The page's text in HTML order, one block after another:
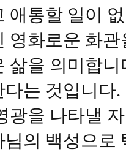
애통할 일이
영화로운 화
삶을 의미합
다는 것입니다
광을 나타낼
님의 백성으로